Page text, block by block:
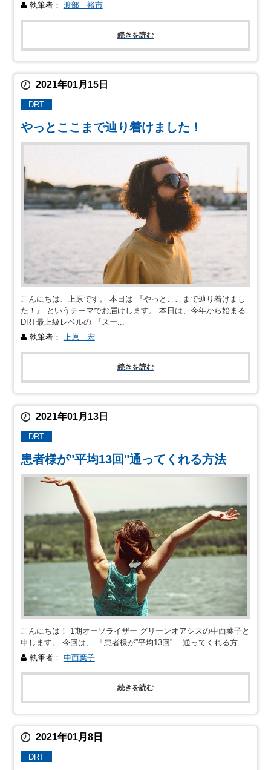
執筆者： 渡部 裕市
続きを読む
2021年01月15日
DRT
やっとここまで辿り着けました！
こんにちは、上原です。 本日は 『やっとここまで辿り着けまし
た！』 というテーマでお届けします。 本日は、今年から始まる
DRT最上級レベルの 『スー...
執筆者： 上原 宏
続きを読む
2021年01月13日
DRT
患者様が"平均13回"通ってくれる方法
こんにちは！ 1期オーソライザー グリーンオアシスの中西葉子と
申します。 今回は、 「患者様が”平均13回” 通ってくれる方...
執筆者： 中西葉子
続きを読む
2021年01月8日
DRT